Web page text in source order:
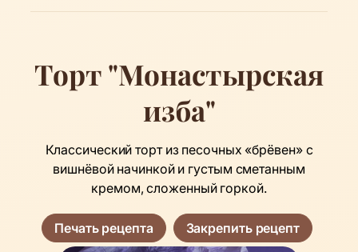
Торт "Монастырская
изба"
Классический торт из песочных «брёвен» с
вишнёвой начинкой и густым сметанным
кремом, сложенный горкой.
Печать рецепта Закрепить рецепт